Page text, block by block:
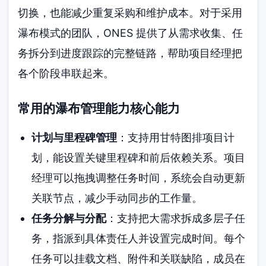
切换，也能减少重复采购和维护成本。对于采用
瀑布模式的团队，ONES 提供了从需求收集、任
务拆分到进度跟踪的完整链路，帮助项目经理把
各个阶段串联起来。
常用的瀑布管理能力核心能力
计划与里程碑管理 ：支持用甘特图排项目计
划，能设置关键里程碑和前后依赖关系。项目
经理可以拖拽调整任务时间，系统会自动更新
关联节点，减少手动同步的工作量。
任务分解与分配：支持把大需求拆成多层子任
务，指派到具体责任人并设置完成时间。每个
任务可以挂载文档、附件和关联缺陷，成员在